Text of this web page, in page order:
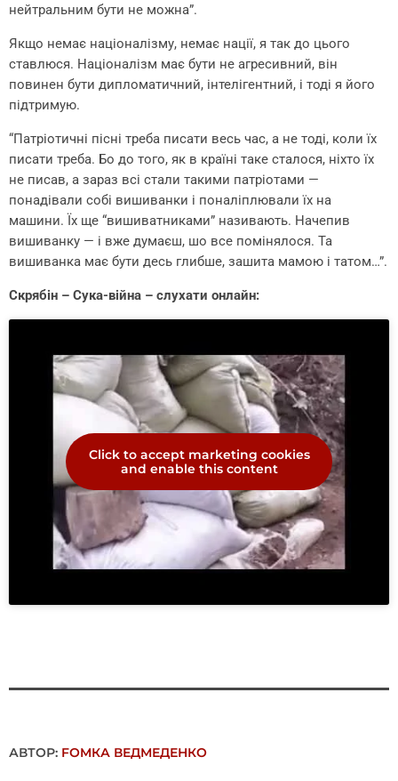
нейтральним бути не можна”.
Якщо немає націоналізму, немає нації, я так до цього
ставлюся. Націоналізм має бути не агресивний, він
повинен бути дипломатичний, інтелігентний, і тоді я його
підтримую.
“Патріотичні пісні треба писати весь час, а не тоді, коли їх
писати треба. Бо до того, як в країні таке сталося, ніхто їх
не писав, а зараз всі стали такими патріотами —
понадівали собі вишиванки і поналіплювали їх на
машини. Їх ще “вишиватниками” називають. Начепив
вишиванку — і вже думаєш, шо все помінялося. Та
вишиванка має бути десь глибше, зашита мамою і татом…”.
Скрябін – Сука-війна – слухати онлайн:
Click to accept marketing cookies
and enable this content
АВТОР: FОMКА ВЕДМЕДЕНКО